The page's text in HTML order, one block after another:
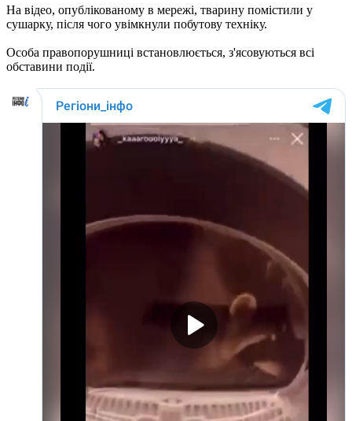
На відео, опублікованому в мережі, тварину помістили у
сушарку, після чого увімкнули побутову техніку.
Особа правопорушниці встановлюється, з'ясовуються всі
обставини події.